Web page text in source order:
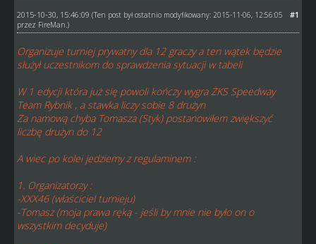
#1
2015-10-30, 15:46:09 (Ten post był ostatnio modyfikowany: 2015-11-06, 12:56:05
przez FireMan .)
Organizuje turniej prywatny dla 12 graczy a ten wątek będzie
służył uczestnikom do sprawdzenia sytuacji w tabeli
W 1 edycji która już się powoli kończy wygra ŻKS Speedway
Team Rybnik , a stawka liczy sobie 8 drużyn
Za namową chyba Tomasza (Styk) postanowiłem zwiększyć
liczbę drużyn do 12
A wiec po kolei jedziemy z regulaminem :
1. Organizatorzy :
-XXX46 (właściciel turnieju)
-Tomasz (moja prawa ręką - jeśli by mnie nie było on o
wszystkim decyduje)